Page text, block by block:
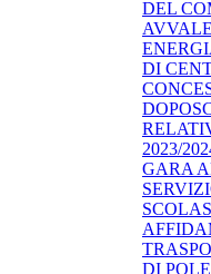
DEL
DI
2023/
GARA
DI